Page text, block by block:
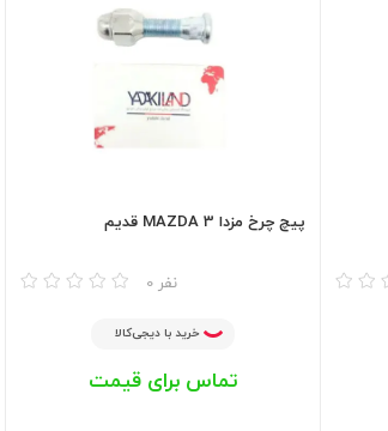
پیچ چرخ مزدا MAZDA 3 قدیم
0 نفر
خرید با دیجی‌کالا
تماس برای قیمت